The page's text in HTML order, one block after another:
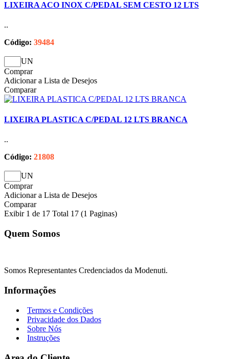
LIXEIRA ACO INOX C/PEDAL SEM CESTO 12 LTS
..
Código: 39484
UN
Comprar
Adicionar a Lista de Desejos
Comparar
LIXEIRA PLASTICA C/PEDAL 12 LTS BRANCA
..
Código: 21808
UN
Comprar
Adicionar a Lista de Desejos
Comparar
Exibir 1 de 17 Total 17 (1 Paginas)
Quem Somos
Somos Representantes Credenciados da Modenuti.
Informações
Termos e Condições
Privacidade dos Dados
Sobre Nós
Instruções